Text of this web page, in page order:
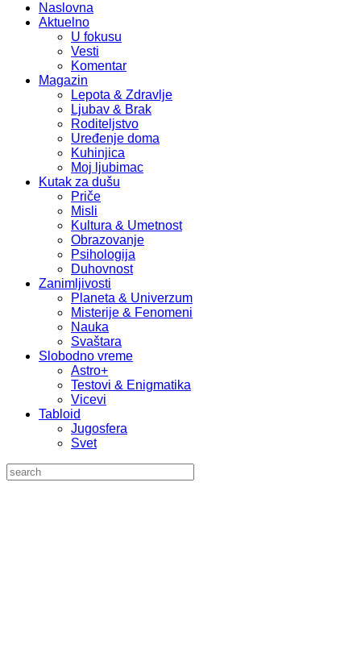
Naslovna
Aktuelno
U fokusu
Vesti
Komentar
Magazin
Lepota & Zdravlje
Ljubav & Brak
Roditeljstvo
Uređenje doma
Kuhinjica
Moj ljubimac
Kutak za dušu
Priče
Misli
Kultura & Umetnost
Obrazovanje
Psihologija
Duhovnost
Zanimljivosti
Planeta & Univerzum
Misterije & Fenomeni
Nauka
Svaštara
Slobodno vreme
Astro+
Testovi & Enigmatika
Vicevi
Tabloid
Jugosfera
Svet